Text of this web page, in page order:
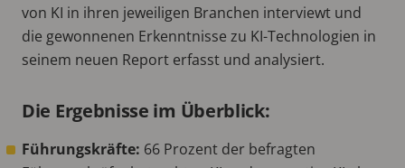
von KI in ihren jeweiligen Branchen interviewt und
die gewonnenen Erkenntnisse zu KI-Technologien in
seinem neuen Report erfasst und analysiert.
Die Ergebnisse im Überblick:
Führungskräfte: 66 Prozent der befragten